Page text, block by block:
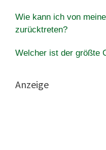
Wie kann ich von
zurücktreten?
Welcher ist der größte
Anzeige